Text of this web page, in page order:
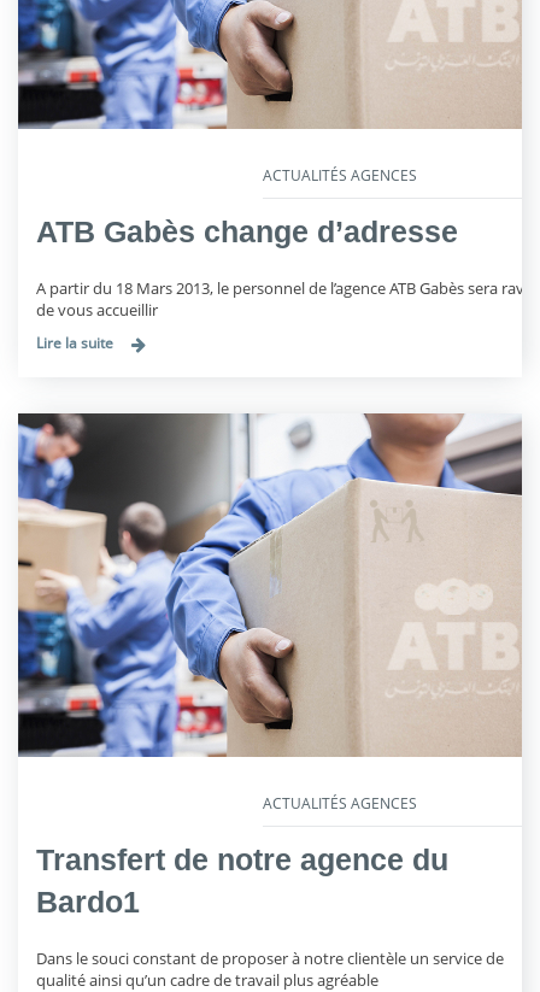
ACTUALITÉS AGENCES
ATB Gabès change d’adresse
A partir du 18 Mars 2013, le personnel de l’agence ATB Gabès sera ravi
de vous accueillir
Lire la suite
ACTUALITÉS AGENCES
Transfert de notre agence du
Bardo1
Dans le souci constant de proposer à notre clientèle un service de
qualité ainsi qu’un cadre de travail plus agréable